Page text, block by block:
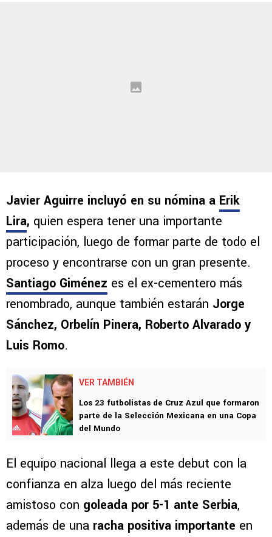
Javier Aguirre incluyó en su nómina a Erik
Lira, quien espera tener una importante
participación, luego de formar parte de todo el
proceso y encontrarse con un gran presente.
Santiago Giménez es el ex-cementero más
renombrado, aunque también estarán Jorge
Sánchez, Orbelín Pinera, Roberto Alvarado y
Luis Romo.
VER TAMBIÉN
Los 23 futbolistas de Cruz Azul que formaron
parte de la Selección Mexicana en una Copa
del Mundo
El equipo nacional llega a este debut con la
confianza en alza luego del más reciente
amistoso con goleada por 5-1 ante Serbia,
además de una racha positiva importante en